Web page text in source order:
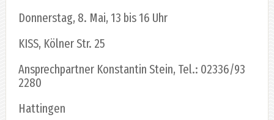
Donnerstag, 8. Mai, 13 bis 16 Uhr
KISS, Kölner Str. 25
Ansprechpartner Konstantin Stein, Tel.: 02336/93
2280
Hattingen